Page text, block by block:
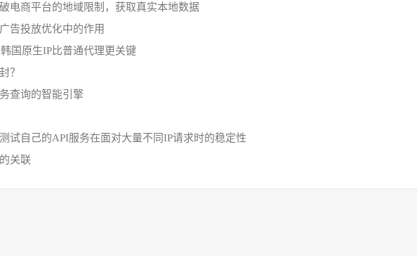
电商平台的地域限制，获取真实本地数据
告投放优化中的作用
国原生IP比普通代理更关键
？
查询的智能引擎
试自己的API服务在面对大量不同IP请求时的稳定性
关联